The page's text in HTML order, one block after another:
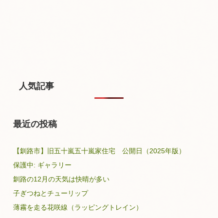
人気記事
最近の投稿
【釧路市】旧五十嵐五十嵐家住宅 公開日（2025年版）
保護中: ギャラリー
釧路の12月の天気は快晴が多い
子ぎつねとチューリップ
薄霧を走る花咲線（ラッピングトレイン）